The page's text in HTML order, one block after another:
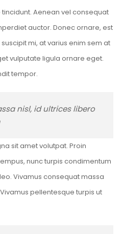
Aenean vel consequat
auctor. Donec ornare, est
mi, at varius enim sem at
vulputate ligula ornare eget.
tempor.
nisl, id ultrices libero
sit amet volutpat. Proin
nunc turpis condimentum
Vivamus consequat massa
pellentesque turpis ut